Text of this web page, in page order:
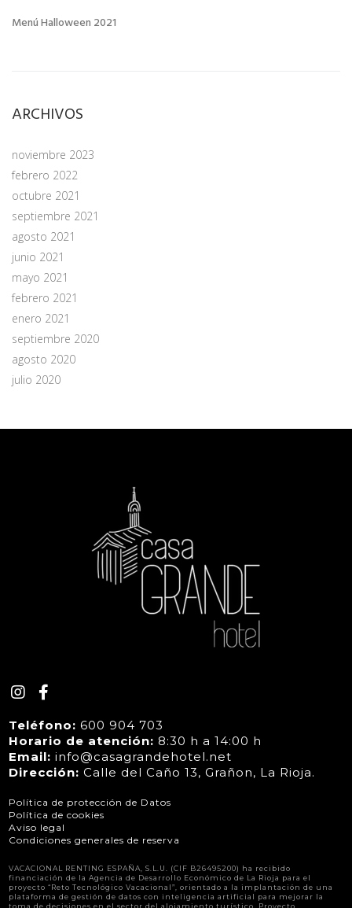
Menú Halloween 2021
ARCHIVOS
noviembre 2023
febrero 2022
octubre 2021
septiembre 2021
agosto 2021
junio 2021
mayo 2021
febrero 2021
enero 2021
septiembre 2020
agosto 2020
julio 2020
Teléfono: 600 904 703
Horario de atención: 8:30 h a 14:00 h
Email: info@casagrandehotel.net
Dirección: Calle del Caño 13, Grañon, La Rioja.
Política de protección de Datos
Política de cookies
Aviso legal
Condiciones generales de reserva
VACACIONAL RENTING ESPAÑA, S.L.U. (CIF B26495200) ha recibido
financiación de la Agencia de Desarrollo Económico de La Rioja para el
proyecto “Reto Tecnológico Vacacional”, orientado a la implantación de una
plataforma de gestión de datos con inteligencia artificial para mejorar la
toma de decisiones en el sector del alojamiento turístico. Proyecto